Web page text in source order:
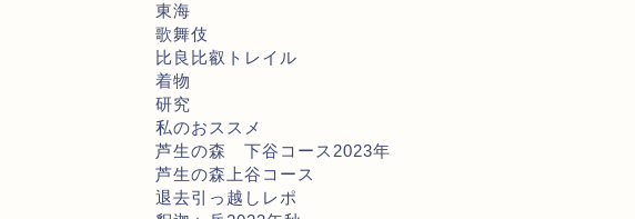
東海
歌舞伎
比良比叡トレイル
着物
研究
私のおススメ
芦生の森 下谷コース2023年
芦生の森上谷コース
退去引っ越しレポ